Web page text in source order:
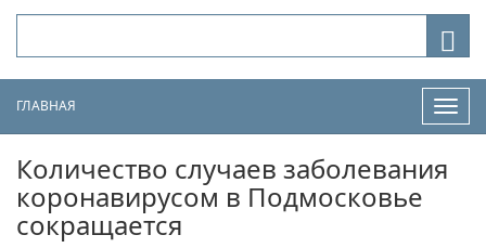
ГЛАВНАЯ
Количество случаев заболевания
коронавирусом в Подмосковье
сокращается